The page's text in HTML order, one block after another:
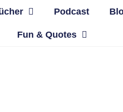
Podcast
Fun & Quotes